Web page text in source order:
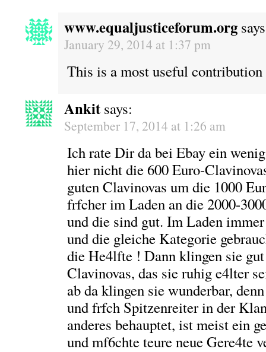
www.equaljusticeforum.org
January 29, 2014 at 1:37 pm
This is a most useful contribution
Ankit says:
September 17, 2014 at 1:26 am
Ich rate Dir da bei Ebay ein
hier nicht die 600 Euro-
guten Clavinovas um die 1000
frfcher im Laden an die 2000-
und die sind gut. Im Laden
und die gleiche Kategorie
die He4lfte ! Dann klingen sie
Clavinovas, das sie ruhig e4lter
ab da klingen sie wunderbar,
und frfch Spitzenreiter in der
anderes behauptet, ist meist ein
und mf6chte teure neue Gere4te